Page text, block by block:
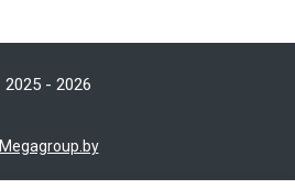
2025 - 2026
Мegagroup.by